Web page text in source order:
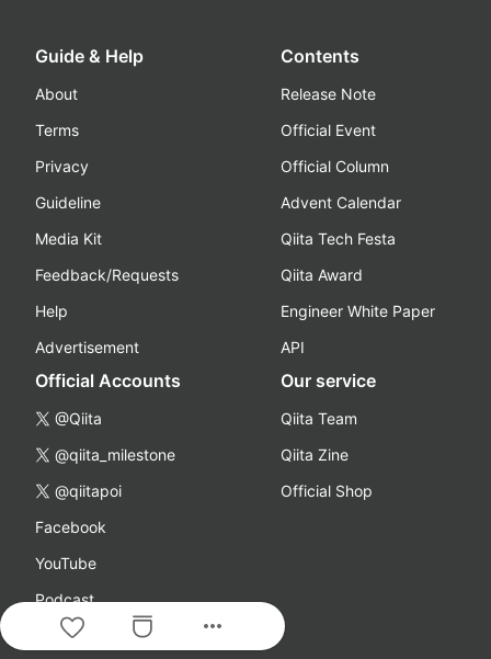
more_horiz
Guide & Help
About
Terms
Privacy
Guideline
Media Kit
Feedback/Requests
Help
Advertisement
Contents
Release Note
Official Event
Official Column
Advent Calendar
Qiita Tech Festa
Qiita Award
Engineer White Paper
API
Official Accounts
@Qiita
@qiita_milestone
@qiitapoi
Facebook
YouTube
Podcast
Our service
Qiita Team
Qiita Zine
Official Shop
Company